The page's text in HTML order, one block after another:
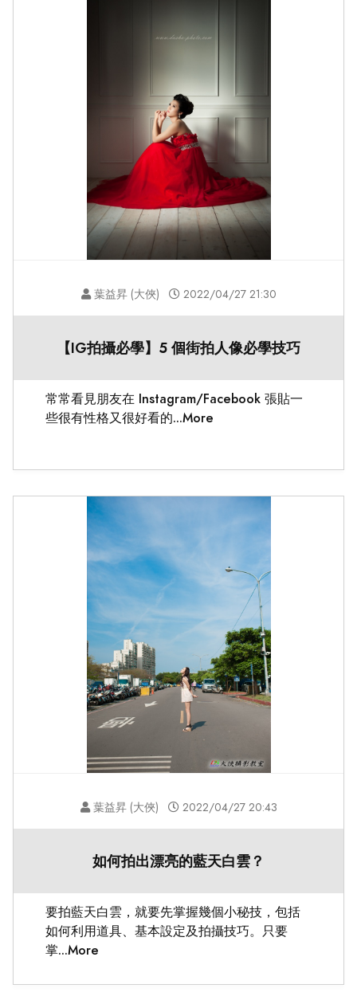
葉益昇 (大俠) 2022/04/27 21:30
【IG拍攝必學】5 個街拍人像必學技巧
常常看見朋友在 Instagram/Facebook 張貼一
些很有性格又很好看的...More
葉益昇 (大俠) 2022/04/27 20:43
如何拍出漂亮的藍天白雲？
要拍藍天白雲，就要先掌握幾個小秘技，包括
如何利用道具、基本設定及拍攝技巧。只要
掌...More